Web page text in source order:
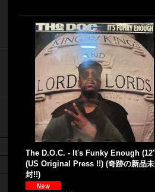
The D.O.C. - It's Funky Enough
(US Original Press !!) (奇跡の新品
封!!)